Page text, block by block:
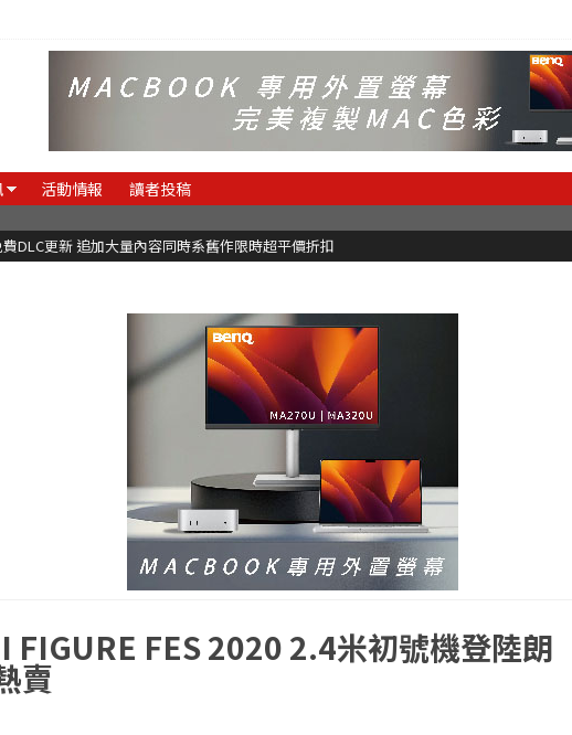
活動情報 讀者投稿
DLC更新 追加大量內容同時系舊作限時超平價折扣
FIGURE FES 2020 2.4米初號機登陸朗
賣